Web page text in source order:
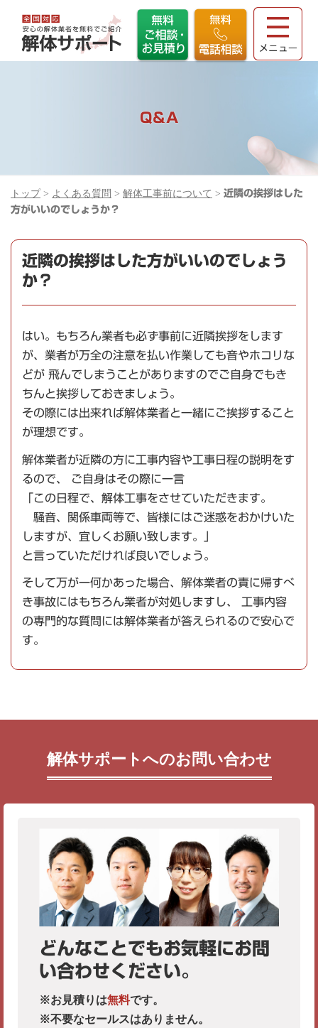
Q＆A
トップ > よくある質問 > 解体工事前について > 近隣の挨拶はした
方がいいのでしょうか？
近隣の挨拶はした方がいいのでしょう
か？
はい。もちろん業者も必ず事前に近隣挨拶をします
が、業者が万全の注意を払い作業しても音やホコリな
どが 飛んでしまうことがありますのでご自身でもき
ちんと挨拶しておきましょう。
その際には出来れば解体業者と一緒にご挨拶すること
が理想です。
解体業者が近隣の方に工事内容や工事日程の説明をす
るので、 ご自身はその際に一言
「この日程で、解体工事をさせていただきます。
騒音、関係車両等で、皆様にはご迷惑をおかけいた
しますが、宜しくお願い致します。」
と言っていただければ良いでしょう。
そして万が一何かあった場合、解体業者の責に帰すべ
き事故にはもちろん業者が対処しますし、 工事内容
の専門的な質問には解体業者が答えられるので安心で
す。
解体サポートへのお問い合わせ
どんなことでもお気軽にお問
い合わせください。
※お見積りは無料です。
※不要なセールスはありません。